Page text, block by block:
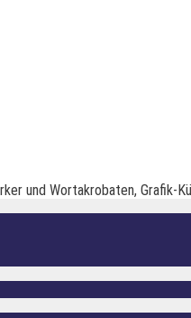
und Wortakrobaten, Grafik-